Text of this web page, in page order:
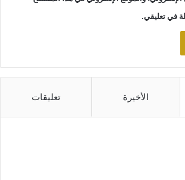
في تعليقي.
الأخيرة تعليقات